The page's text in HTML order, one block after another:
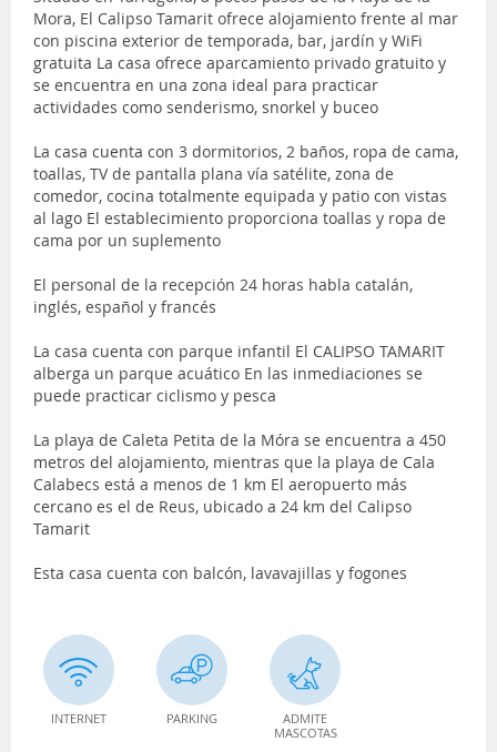
Mora, El Calipso Tamarit ofrece alojamiento frente al mar
con piscina exterior de temporada, bar, jardín y WiFi
gratuita La casa ofrece aparcamiento privado gratuito y
se encuentra en una zona ideal para practicar
actividades como senderismo, snorkel y buceo
La casa cuenta con 3 dormitorios, 2 baños, ropa de cama,
toallas, TV de pantalla plana vía satélite, zona de
comedor, cocina totalmente equipada y patio con vistas
al lago El establecimiento proporciona toallas y ropa de
cama por un suplemento
El personal de la recepción 24 horas habla catalán,
inglés, español y francés
La casa cuenta con parque infantil El CALIPSO TAMARIT
alberga un parque acuático En las inmediaciones se
puede practicar ciclismo y pesca
La playa de Caleta Petita de la Móra se encuentra a 450
metros del alojamiento, mientras que la playa de Cala
Calabecs está a menos de 1 km El aeropuerto más
cercano es el de Reus, ubicado a 24 km del Calipso
Tamarit
Esta casa cuenta con balcón, lavavajillas y fogones
INTERNET PARKING
ADMITE
MASCOTAS